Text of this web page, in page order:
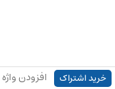
خرید اشتراک افزودن واژه